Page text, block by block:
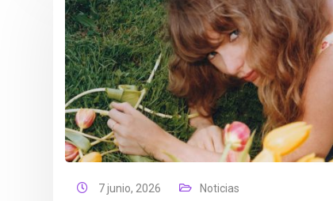
7 junio, 2026 Noticias